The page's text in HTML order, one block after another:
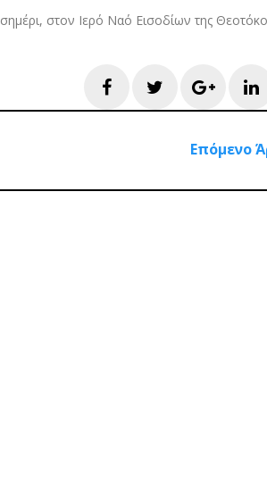
στον Ιερό Ναό Εισοδίων της
FacebookTwitter
Επόμενο